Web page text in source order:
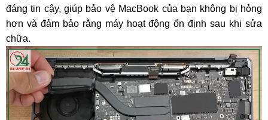
đáng tin cậy, giúp bảo vệ MacBook của bạn không bị hỏng
hơn và đảm bảo rằng máy hoạt động ổn định sau khi sửa
chữa.